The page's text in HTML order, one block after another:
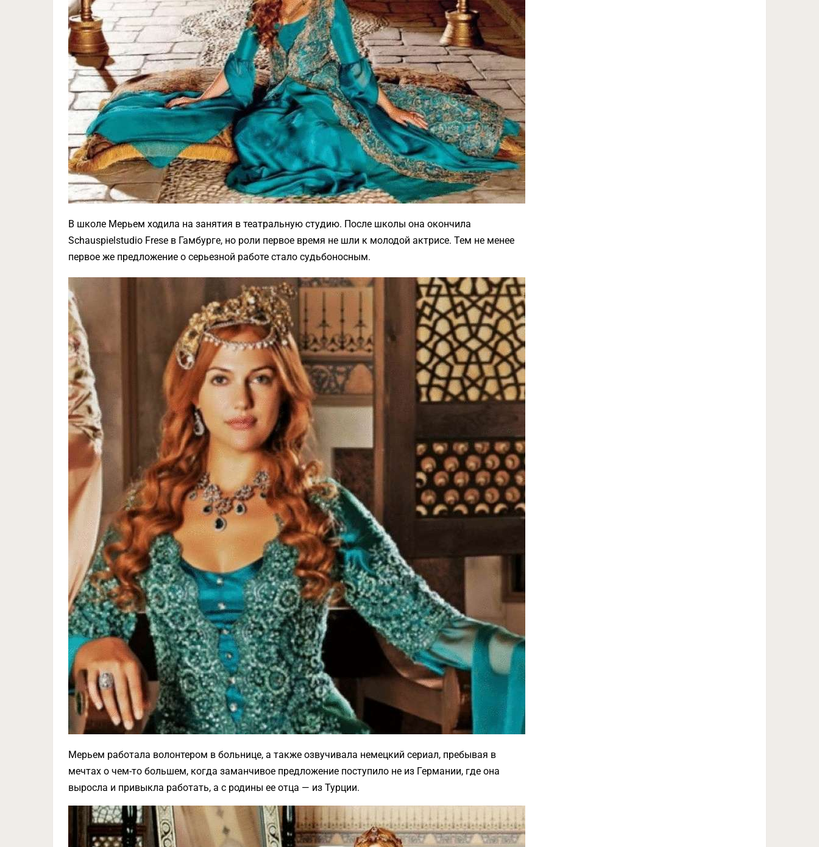
В школе Мерьем ходила на занятия в театральную студию. После школы она окончила
Schauspielstudio Frese в Гамбурге, но роли первое время не шли к молодой актрисе. Тем не менее
первое же предложение о серьезной работе стало судьбоносным.
Мерьем работала волонтером в больнице, а также озвучивала немецкий сериал, пребывая в
мечтах о чем-то большем, когда заманчивое предложение поступило не из Германии, где она
выросла и привыкла работать, а с родины ее отца — из Турции.